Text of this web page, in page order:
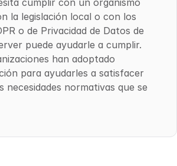
cumplir con un organismo
la legislación local o con los
o de Privacidad de Datos de
puede ayudarle a cumplir.
han adoptado
para ayudarles a satisfacer
necesidades normativas que se